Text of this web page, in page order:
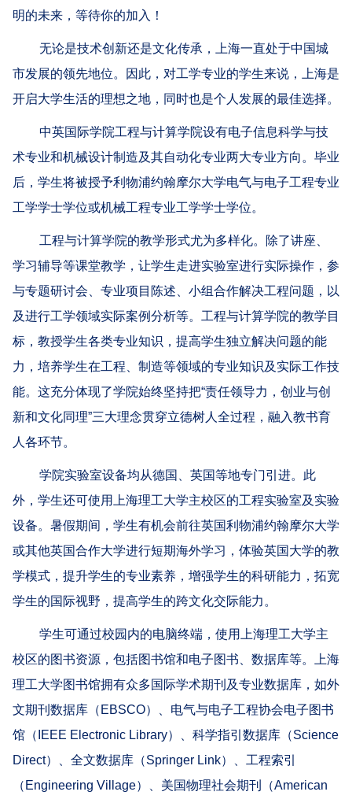
明的未来，等待你的加入！
无论是技术创新还是文化传承，上海一直处于中国城
市发展的领先地位。因此，对工学专业的学生来说，上海是
开启大学生活的理想之地，同时也是个人发展的最佳选择。
中英国际学院工程与计算学院设有电子信息科学与技
术专业和机械设计制造及其自动化专业两大专业方向。毕业
后，学生将被授予利物浦约翰摩尔大学电气与电子工程专业
工学学士学位或机械工程专业工学学士学位。
工程与计算学院的教学形式尤为多样化。除了讲座、
学习辅导等课堂教学，让学生走进实验室进行实际操作，参
与专题研讨会、专业项目陈述、小组合作解决工程问题，以
及进行工学领域实际案例分析等。工程与计算学院的教学目
标，教授学生各类专业知识，提高学生独立解决问题的能
力，培养学生在工程、制造等领域的专业知识及实际工作技
能。这充分体现了学院始终坚持把“责任领导力，创业与创
新和文化同理”三大理念贯穿立德树人全过程，融入教书育
人各环节。
学院实验室设备均从德国、英国等地专门引进。此
外，学生还可使用上海理工大学主校区的工程实验室及实验
设备。暑假期间，学生有机会前往英国利物浦约翰摩尔大学
或其他英国合作大学进行短期海外学习，体验英国大学的教
学模式，提升学生的专业素养，增强学生的科研能力，拓宽
学生的国际视野，提高学生的跨文化交际能力。
学生可通过校园内的电脑终端，使用上海理工大学主
校区的图书资源，包括图书馆和电子图书、数据库等。上海
理工大学图书馆拥有众多国际学术期刊及专业数据库，如外
文期刊数据库（ EBSCO）、电气与电子工程协会电子图书
馆（ IEEE Electronic Library）、科学指引数据库（Science
Direct）、全文数据库（Springer Link）、工程索引
（ Engineering Village）、美国物理社会期刊（American